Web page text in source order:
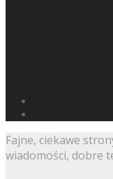
Fajne, ciekawe
wiadomości, dobre